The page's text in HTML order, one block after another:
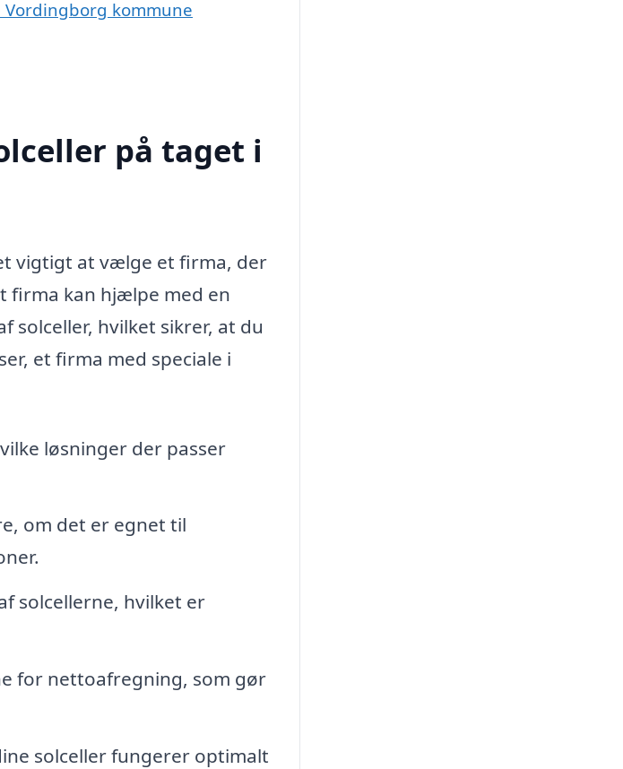
kommune
på taget i
vigtigt at vælge et firma, der
firma kan hjælpe med en
solceller, hvilket sikrer, at du
et firma med speciale i
løsninger der passer
om det er egnet til
solcellerne, hvilket er
for nettoafregning, som gør
solceller fungerer optimalt